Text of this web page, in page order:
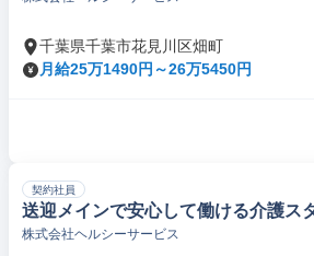
千葉県千葉市花見川区畑町
月給25万1490円～26万5450円
契約社員
送迎メインで安心して働ける介護ス
株式会社ヘルシーサービス